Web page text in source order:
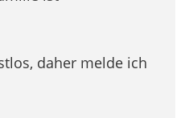
daher melde ich